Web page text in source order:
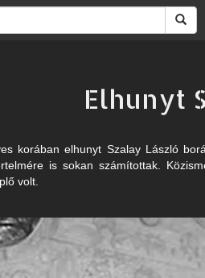
Elhunyt
korában elhunyt Szalay László
is sokan számítottak.
volt.